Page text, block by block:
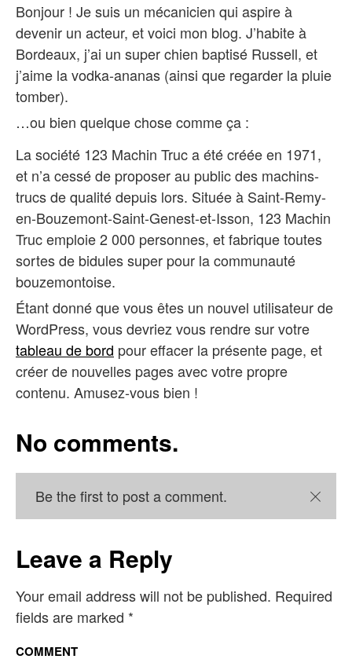
Bonjour ! Je suis un mécanicien qui aspire à
devenir un acteur, et voici mon blog. J’habite à
Bordeaux, j’ai un super chien baptisé Russell, et
j’aime la vodka-ananas (ainsi que regarder la pluie
tomber).
…ou bien quelque chose comme ça :
La société 123 Machin Truc a été créée en 1971,
et n’a cessé de proposer au public des machins-
trucs de qualité depuis lors. Située à Saint-Remy-
en-Bouzemont-Saint-Genest-et-Isson, 123 Machin
Truc emploie 2 000 personnes, et fabrique toutes
sortes de bidules super pour la communauté
bouzemontoise.
Étant donné que vous êtes un nouvel utilisateur de
WordPress, vous devriez vous rendre sur votre
tableau de bord pour effacer la présente page, et
créer de nouvelles pages avec votre propre
contenu. Amusez-vous bien !
No comments.
Be the first to post a comment.
Leave a Reply
Your email address will not be published. Required
fields are marked *
COMMENT